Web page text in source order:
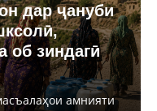
дар ҷануби
об зиндагӣ
амнияти